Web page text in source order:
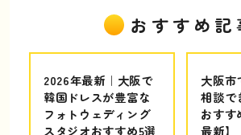
おすすめ記
2026年最新｜大阪で
韓国ドレスが豊富な
フォトウェディング
スタジオおすすめ5選
大阪市
相談で
おすす
最新】